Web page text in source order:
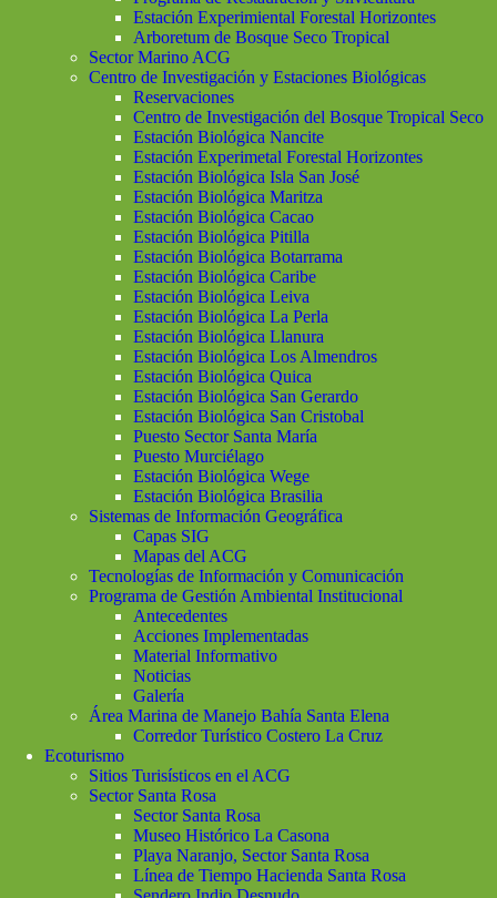
Estación Experimiental Forestal Horizontes
Arboretum de Bosque Seco Tropical
Sector Marino ACG
Centro de Investigación y Estaciones Biológicas
Reservaciones
Centro de Investigación del Bosque Tropical Seco
Estación Biológica Nancite
Estación Experimetal Forestal Horizontes
Estación Biológica Isla San José
Estación Biológica Maritza
Estación Biológica Cacao
Estación Biológica Pitilla
Estación Biológica Botarrama
Estación Biológica Caribe
Estación Biológica Leiva
Estación Biológica La Perla
Estación Biológica Llanura
Estación Biológica Los Almendros
Estación Biológica Quica
Estación Biológica San Gerardo
Estación Biológica San Cristobal
Puesto Sector Santa María
Puesto Murciélago
Estación Biológica Wege
Estación Biológica Brasilia
Sistemas de Información Geográfica
Capas SIG
Mapas del ACG
Tecnologías de Información y Comunicación
Programa de Gestión Ambiental Institucional
Antecedentes
Acciones Implementadas
Material Informativo
Noticias
Galería
Área Marina de Manejo Bahía Santa Elena
Corredor Turístico Costero La Cruz
Ecoturismo
Sitios Turisísticos en el ACG
Sector Santa Rosa
Sector Santa Rosa
Museo Histórico La Casona
Playa Naranjo, Sector Santa Rosa
Línea de Tiempo Hacienda Santa Rosa